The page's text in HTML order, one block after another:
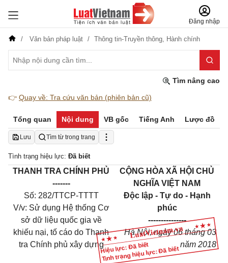
Đăng nhập
Văn bản pháp luật Thông tin-Truyền thông, Hành chính
Tìm nâng cao
👉 Quay về: Tra cứu văn bản (phiên bản cũ)
Tổng quan Nội dung VB gốc Tiếng Anh Lược đồ
Lưu Tìm từ trong trang
Tình trạng hiệu lực: Đã biết
Hiệu lực: Đã biết
Tình trạng hiệu lực: Đã biết
THANH TRA CHÍNH PHỦ
-------
Số: 282/TTCP-TTTT
V/v: Sử dụng Hệ thống Cơ
sở dữ liệu quốc gia về
khiếu nại, tố cáo do Thanh
tra Chính phủ xây dựng
CỘNG HÒA XÃ HỘI CHỦ
NGHĨA VIỆT NAM
Độc lập - Tự do - Hạnh
phúc
---------------
Hà Nội, ngày 06 tháng03
năm 2018